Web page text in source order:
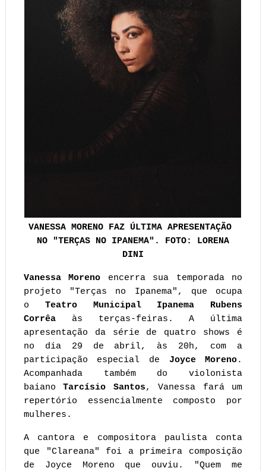
VANESSA MORENO FAZ ÚLTIMA APRESENTAÇÃO
NO "TERÇAS NO IPANEMA". FOTO: LORENA
DINI
Vanessa Moreno encerra sua temporada no
projeto "Terças no Ipanema", que ocupa
o Teatro Municipal Ipanema Rubens
Corrêa às terças-feiras. A última
apresentação da série de quatro shows é
no dia 29 de abril, às 20h, com a
participação especial de Joyce Moreno.
Acompanhada também do violonista
baianoTarcísio Santos, Vanessa fará um
repertório essencialmente composto por
mulheres.
A cantora e compositora paulista conta
que "Clareana" foi a primeira composição
de Joyce Moreno que ouviu. "Quem me